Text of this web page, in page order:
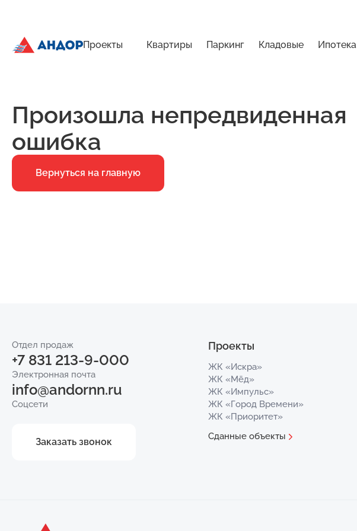
Проекты Квартиры Паркинг Кладовые Ипотека
Произошла непредвиденная
ошибка
Вернуться на главную
Отдел продаж
+7 831 213-9-000
Электронная почта
info@andornn.ru
Соцсети
Заказать звонок
Проекты
ЖК «Искра»
ЖК «Мёд»
ЖК «Импульс»
ЖК «Город Времени»
ЖК «Приоритет»
Сданные объекты